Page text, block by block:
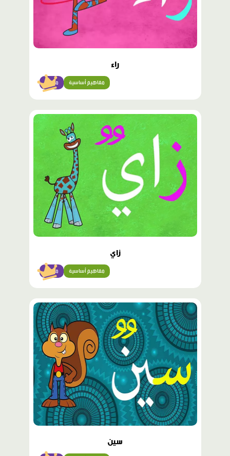
راء
مبتدئ مفاهيم أساسية
محتوى
زاي
مبتدئ مفاهيم أساسية
محتوى
مميّز
سين